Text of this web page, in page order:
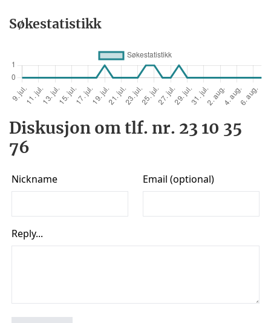
Søkestatistikk
Diskusjon om tlf. nr. 23 10 35
76